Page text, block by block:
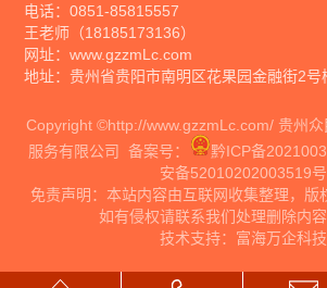
电话：0851-85815557
王老师（18185173136）
网址：www.gzzmLc.com
地址：贵州省贵阳市南明区花果园金融街2号
Copyright ©http://www.gzzmLc.com/ 贵州
服务有限公司 备案号：
黔ICP备
安备52010202003519号
免责声明：本站内容由互联网收集整理，版
如有侵权请联系我们处理删除内容
技术支持： 富海万企科技